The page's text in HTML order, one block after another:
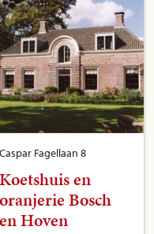
Caspar Fagellaan 8
Koetshuis en
oranjerie Bosch
en Hoven